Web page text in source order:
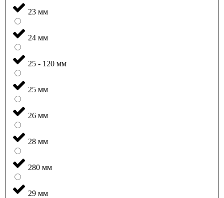
23 мм
24 мм
25 - 120 мм
25 мм
26 мм
28 мм
280 мм
29 мм